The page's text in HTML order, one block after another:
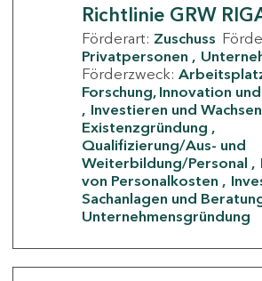
Richtlinie GRW
Förderart: Zuschuss
Privatpersonen
Förderzweck:
Forschung, Innovation
Investieren und Wachsen
Existenzgründung
Qualifizierung/Aus- und
Weiterbildung/Personal
von Personalkosten
Sachanlagen und
Unternehmensgründung